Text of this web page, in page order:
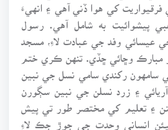
فرقيواريت کي هوا ڏني آهي ۽ انهيءَ
پيشوائيت به شامل آهي. رسول
عيسائي وفد جي عبادت لاءِ، مسجد
مبارڪ وڇائي ڇڏي. تنهن ڪري ختم
رکندي سامي نسل جي نبين
۽ زرد نسلن جي نبين سڳورن
۽ تعليم کي مختصر طور تي پيش
انساني وحدت جي جوڙ جڪ لاءِ